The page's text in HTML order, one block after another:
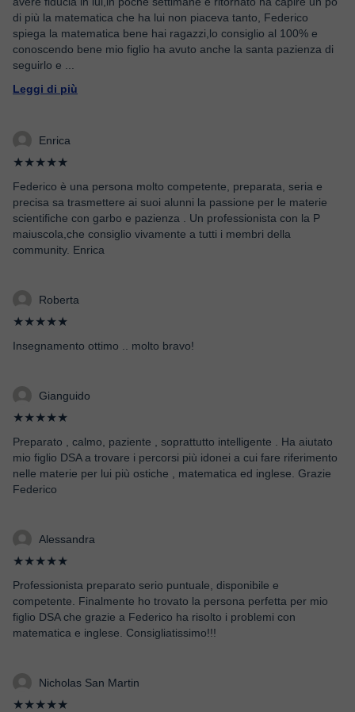
di più la matematica che ha lui non piaceva tanto, Federico
spiega la matematica bene hai ragazzi,lo consiglio al 100% e
conoscendo bene mio figlio ha avuto anche la santa pazienza di
seguirlo e
Leggi di più
Enrica
★★★★★
Federico è una persona molto competente, preparata, seria e
precisa sa trasmettere ai suoi alunni la passione per le materie
scientifiche con garbo e pazienza . Un professionista con la P
maiuscola,che consiglio vivamente a tutti i membri della
community. Enrica
Roberta
★★★★★
Insegnamento ottimo .. molto bravo!
Gianguido
★★★★★
Preparato , calmo, paziente , soprattutto intelligente . Ha aiutato
mio figlio DSA a trovare i percorsi più idonei a cui fare riferimento
nelle materie per lui più ostiche , matematica ed inglese. Grazie
Federico
Alessandra
★★★★★
Professionista preparato serio puntuale, disponibile e
competente. Finalmente ho trovato la persona perfetta per mio
figlio DSA che grazie a Federico ha risolto i problemi con
matematica e inglese. Consigliatissimo!!!
Nicholas San Martin
★★★★★